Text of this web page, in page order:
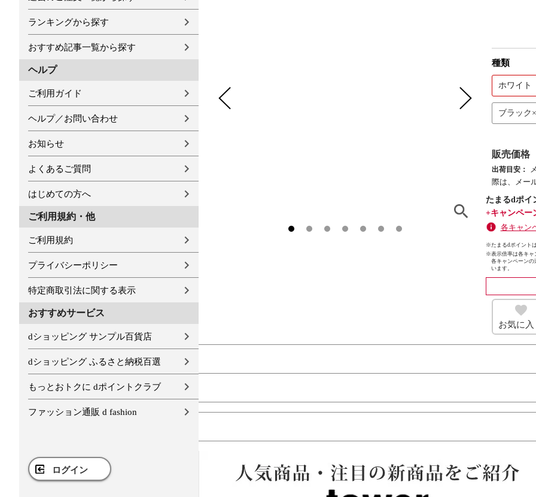
ランキングから探す
おすすめ記事一覧から探す
ヘルプ
ご利用ガイド
ヘルプ／お問い合わせ
お知らせ
よくあるご質問
はじめての方へ
ご利用規約・他
ご利用規約
プライバシーポリシー
特定商取引法に関する表示
おすすめサービス
dショッピング サンプル百貨店
dショッピング ふるさと納税百選
もっとおトクに dポイントクラブ
ファッション通販 d fashion
ログイン
種類
ホワイト
ブラック
販売価格
出荷目安：
際は、メー
たまるdポイ
+キャンペー
各キャン
※たまるdポイント
※表示倍率は各キャ
各キャンペーンの
います。
お気に入